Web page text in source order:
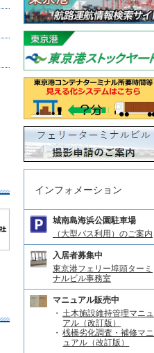
インフォメーション
城南島海浜公園駐車場
（大型バス利用）のご案内
入居者募集中
東京港フェリー埠頭ターミ
ナルビル事務室
マニュアル販売中
土木施設維持管理マニュ
アル（改訂版）
桟橋劣化調査・補修マニ
ュアル（改訂版）